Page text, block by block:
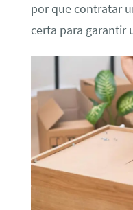
por que contratar
certa para garantir